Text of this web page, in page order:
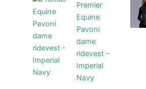
Premier
Equine
Pavoni
dame
ridevest –
Imperial
Navy